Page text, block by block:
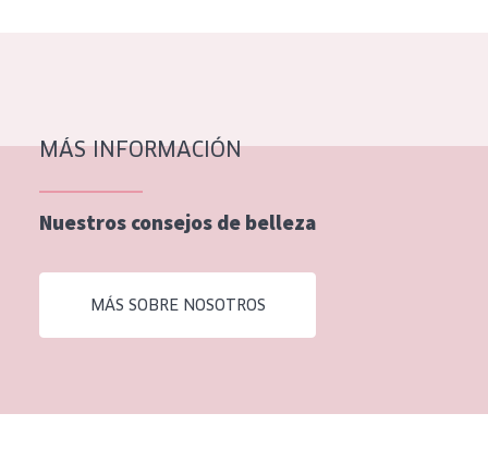
Piel normal y seca
Piel mixata o grasa
Piel madura
Piel expuesta al sol
Piel menopáusica
Todas las edades
MÁS INFORMACIÓN
Nuestros consejos de belleza
MÁS SOBRE NOSOTROS